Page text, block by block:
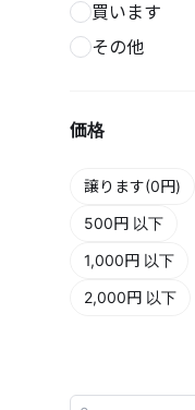
買います
その他
価格
譲ります(0円)
500円 以下
1,000円 以下
2,000円 以下